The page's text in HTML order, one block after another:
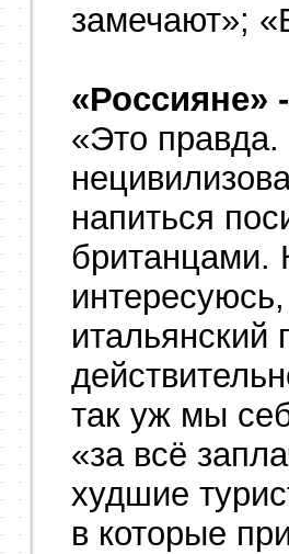
замечают»;
«Россияне»
«Это
напиться
британцами.
итальянский
так уж мы
«за всё
худшие
в которые